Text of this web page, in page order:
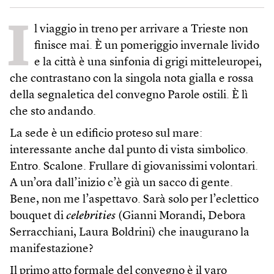
I l viaggio in treno per arrivare a Trieste non
finisce mai. È un pomeriggio invernale livido
e la città è una sinfonia di grigi mitteleuropei,
che contrastano con la singola nota gialla e rossa
della segnaletica del convegno Parole ostili. È lì
che sto andando.
La sede è un edificio proteso sul mare:
interessante anche dal punto di vista simbolico.
Entro. Scalone. Frullare di giovanissimi volontari.
A un’ora dall’inizio c’è già un sacco di gente.
Bene, non me l’aspettavo. Sarà solo per l’eclettico
bouquet di celebrities (Gianni Morandi, Debora
Serracchiani, Laura Boldrini) che inaugurano la
manifestazione?
Il primo atto formale del convegno è il varo